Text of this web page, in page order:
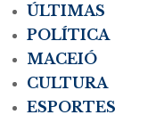
ÚLTIMAS
POLÍTICA
MACEIÓ
CULTURA
ESPORTES